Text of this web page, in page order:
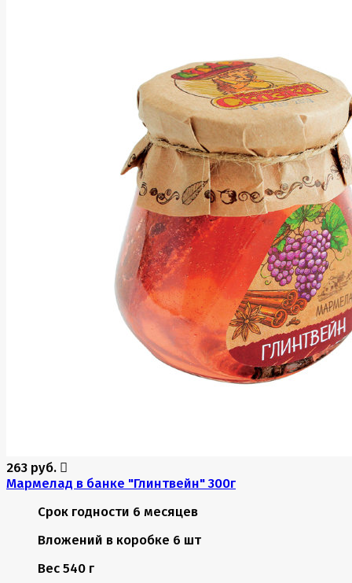
263 руб.
Мармелад в банке "Глинтвейн" 300г
Срок годности 6 месяцев
Вложений в коробке 6 шт
Вес 540 г